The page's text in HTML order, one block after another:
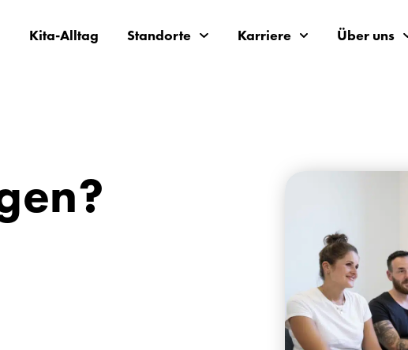
Kita-Alltag Standorte Karriere Über uns